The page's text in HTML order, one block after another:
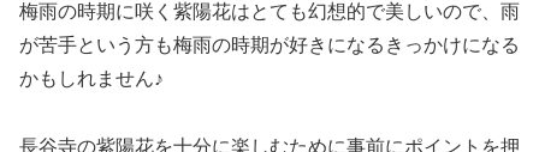
梅雨の時期に咲く紫陽花はとても幻想的で美しいので、雨
が苦手という方も梅雨の時期が好きになるきっかけになる
かもしれません♪
長谷寺の紫陽花を十分に楽しむために事前にポイントを押